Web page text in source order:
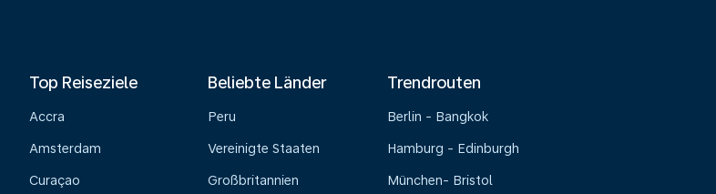
Top Reiseziele
Accra
Amsterdam
Curaçao
Beliebte Länder
Peru
Vereinigte Staaten
Großbritannien
Trendrouten
Berlin - Bangkok
Hamburg - Edinburgh
München- Bristol